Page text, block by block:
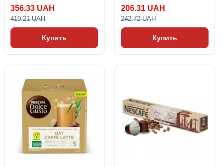
356.33 UAH
419.21 UAH
Купить
206.31 UAH
242.72 UAH
Купить